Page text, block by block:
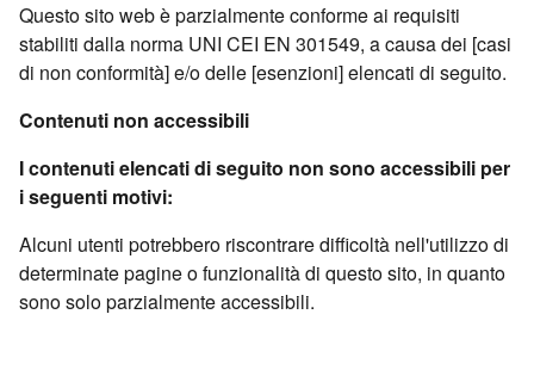
Questo sito web è parzialmente conforme ai requisiti
stabiliti dalla norma UNI CEI EN 301549, a causa dei [casi
di non conformità] e/o delle [esenzioni] elencati di seguito.
Contenuti non accessibili
I contenuti elencati di seguito non sono accessibili per
i seguenti motivi:
Alcuni utenti potrebbero riscontrare difficoltà nell'utilizzo di
determinate pagine o funzionalità di questo sito, in quanto
sono solo parzialmente accessibili.